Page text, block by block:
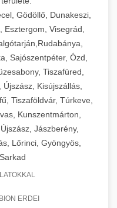
Gödöllő, Dunakeszi,
Visegrád,
Sajószentpéter, Ózd,
Tiszafüred,
Kisújszállás,
Tiszaföldvár, Túrkeve,
Kunszentmárton,
Jászberény,
Lőrinci, Gyöngyös,
ERDEI